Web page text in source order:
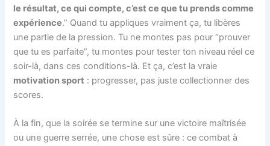
le résultat, ce qui compte, c’est ce que tu prends comme
expérience.” Quand tu appliques vraiment ça, tu libères
une partie de la pression. Tu ne montes pas pour “prouver
que tu es parfaite”, tu montes pour tester ton niveau réel ce
soir-là, dans ces conditions-là. Et ça, c’est la vraie
motivation sport : progresser, pas juste collectionner des
scores.
À la fin, que la soirée se termine sur une victoire maîtrisée
ou une guerre serrée, une chose est sûre : ce combat à